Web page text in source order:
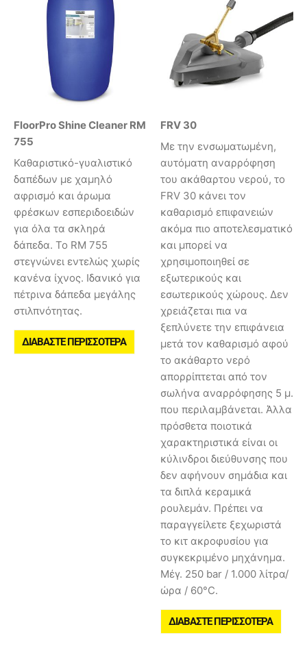
FloorPro Shine Cleaner RM
755
Καθαριστικό-γυαλιστικό
δαπέδων με χαμηλό
αφρισμό και άρωμα
φρέσκων εσπεριδοειδών
για όλα τα σκληρά
δάπεδα. Το RM 755
στεγνώνει εντελώς χωρίς
κανένα ίχνος. Ιδανικό για
πέτρινα δάπεδα μεγάλης
στιλπνότητας.
ΔΙΑΒΆΣΤΕ ΠΕΡΙΣΣΌΤΕΡΑ
FRV 30
Με την ενσωματωμένη,
αυτόματη αναρρόφηση
του ακάθαρτου νερού, το
FRV 30 κάνει τον
καθαρισμό επιφανειών
ακόμα πιο αποτελεσματικό
και μπορεί να
χρησιμοποιηθεί σε
εξωτερικούς και
εσωτερικούς χώρους. Δεν
χρειάζεται πια να
ξεπλύνετε την επιφάνεια
μετά τον καθαρισμό αφού
το ακάθαρτο νερό
απορρίπτεται από τον
σωλήνα αναρρόφησης 5 μ.
που περιλαμβάνεται. Άλλα
πρόσθετα ποιοτικά
χαρακτηριστικά είναι οι
κύλινδροι διεύθυνσης που
δεν αφήνουν σημάδια και
τα διπλά κεραμικά
ρουλεμάν. Πρέπει να
παραγγείλετε ξεχωριστά
το κιτ ακροφυσίου για
συγκεκριμένο μηχάνημα.
Μέγ. 250 bar / 1.000 λίτρα/
ώρα / 60°C.
ΔΙΑΒΆΣΤΕ ΠΕΡΙΣΣΌΤΕΡΑ